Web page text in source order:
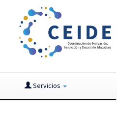
Servicios